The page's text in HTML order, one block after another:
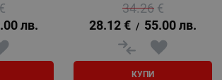
€
лв.
34.26 €
28.12 € / 55.00 лв.
КУПИ